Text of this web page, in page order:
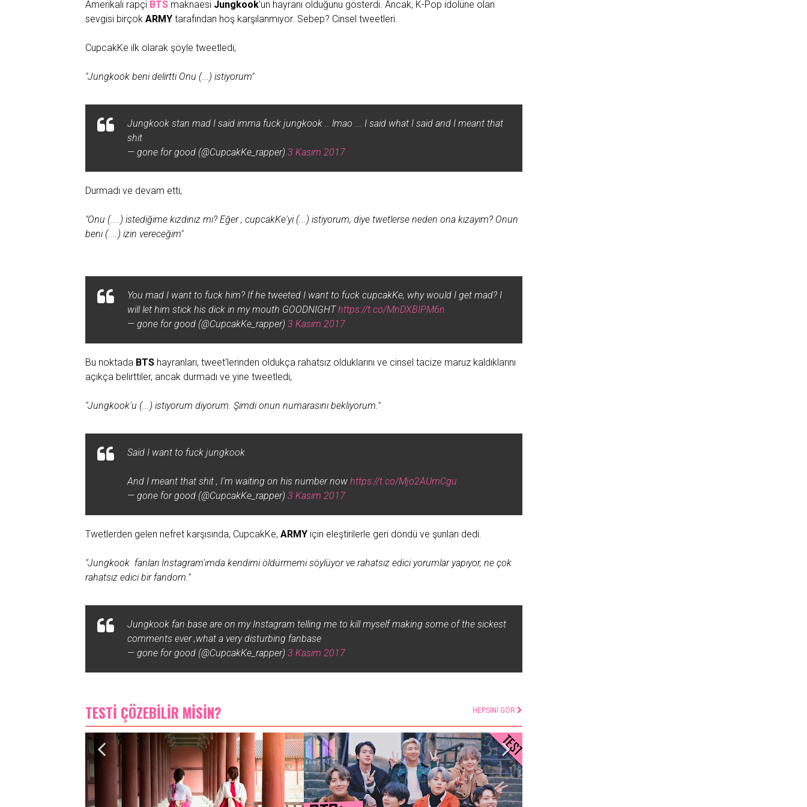
Amerikalı rapçi BTS maknaesi Jungkook'un hayranı olduğunu gösterdi. Ancak, K-Pop idolüne olan
sevgisi birçok ARMY tarafından hoş karşılanmıyor. Sebep? Cinsel tweetleri.
CupcakKe ilk olarak şöyle tweetledi;
"Jungkook beni delirtti Onu (...) istiyorum"
Jungkook stan mad I said imma fuck jungkook .. lmao ... I said what I said and I meant that
shit
— gone for good (@CupcakKe_rapper) 3 Kasım 2017
Durmadı ve devam etti;
"Onu (....) istediğime kızdınız mı? Eğer , cupcakKe'yi (...) istiyorum, diye twetlerse neden ona kızayım? Onun
beni (....) izin vereceğim"
You mad I want to fuck him? If he tweeted I want to fuck cupcakKe, why would I get mad? I
will let him stick his dick in my mouth GOODNIGHThttps://t.co/MnDXBIPM6n
— gone for good (@CupcakKe_rapper) 3 Kasım 2017
Bu noktada BTS hayranları, tweet'lerinden oldukça rahatsız olduklarını ve cinsel tacize maruz kaldıklarını
açıkça belirttiler, ancak durmadı ve yine tweetledi,
"Jungkook'u (...) istiyorum diyorum. Şimdi onun numarasını bekliyorum."
Said I want to fuck jungkook
And I meant that shit , I'm waiting on his number now https://t.co/Mjo2AUmCgu
— gone for good (@CupcakKe_rapper) 3 Kasım 2017
Twetlerden gelen nefret karşısında, CupcakKe, ARMY için eleştirilerle geri döndü ve şunları dedi.
"Jungkook fanları Instagram'ımda kendimi öldürmemi söylüyor ve rahatsız edici yorumlar yapıyor, ne çok
rahatsız edici bir fandom."
Jungkook fan base are on my Instagram telling me to kill myself making some of the sickest
comments ever ,what a very disturbing fanbase
— gone for good (@CupcakKe_rapper) 3 Kasım 2017
TESTİ ÇÖZEBİLİR MİSİN? HEPSİNİ GÖR